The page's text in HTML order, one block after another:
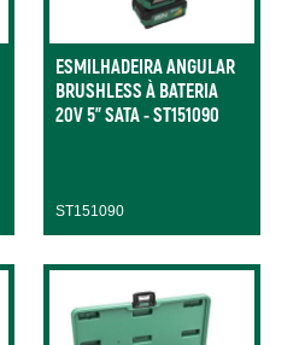
ESMILHADEIRA ANGULAR
BRUSHLESS À BATERIA
20V 5" SATA - ST151090
ST151090